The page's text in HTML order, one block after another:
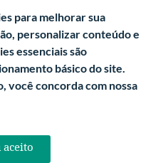
para melhorar sua
personalizar conteúdo e
essenciais são
básico do site.
você concorda com nossa
aceito